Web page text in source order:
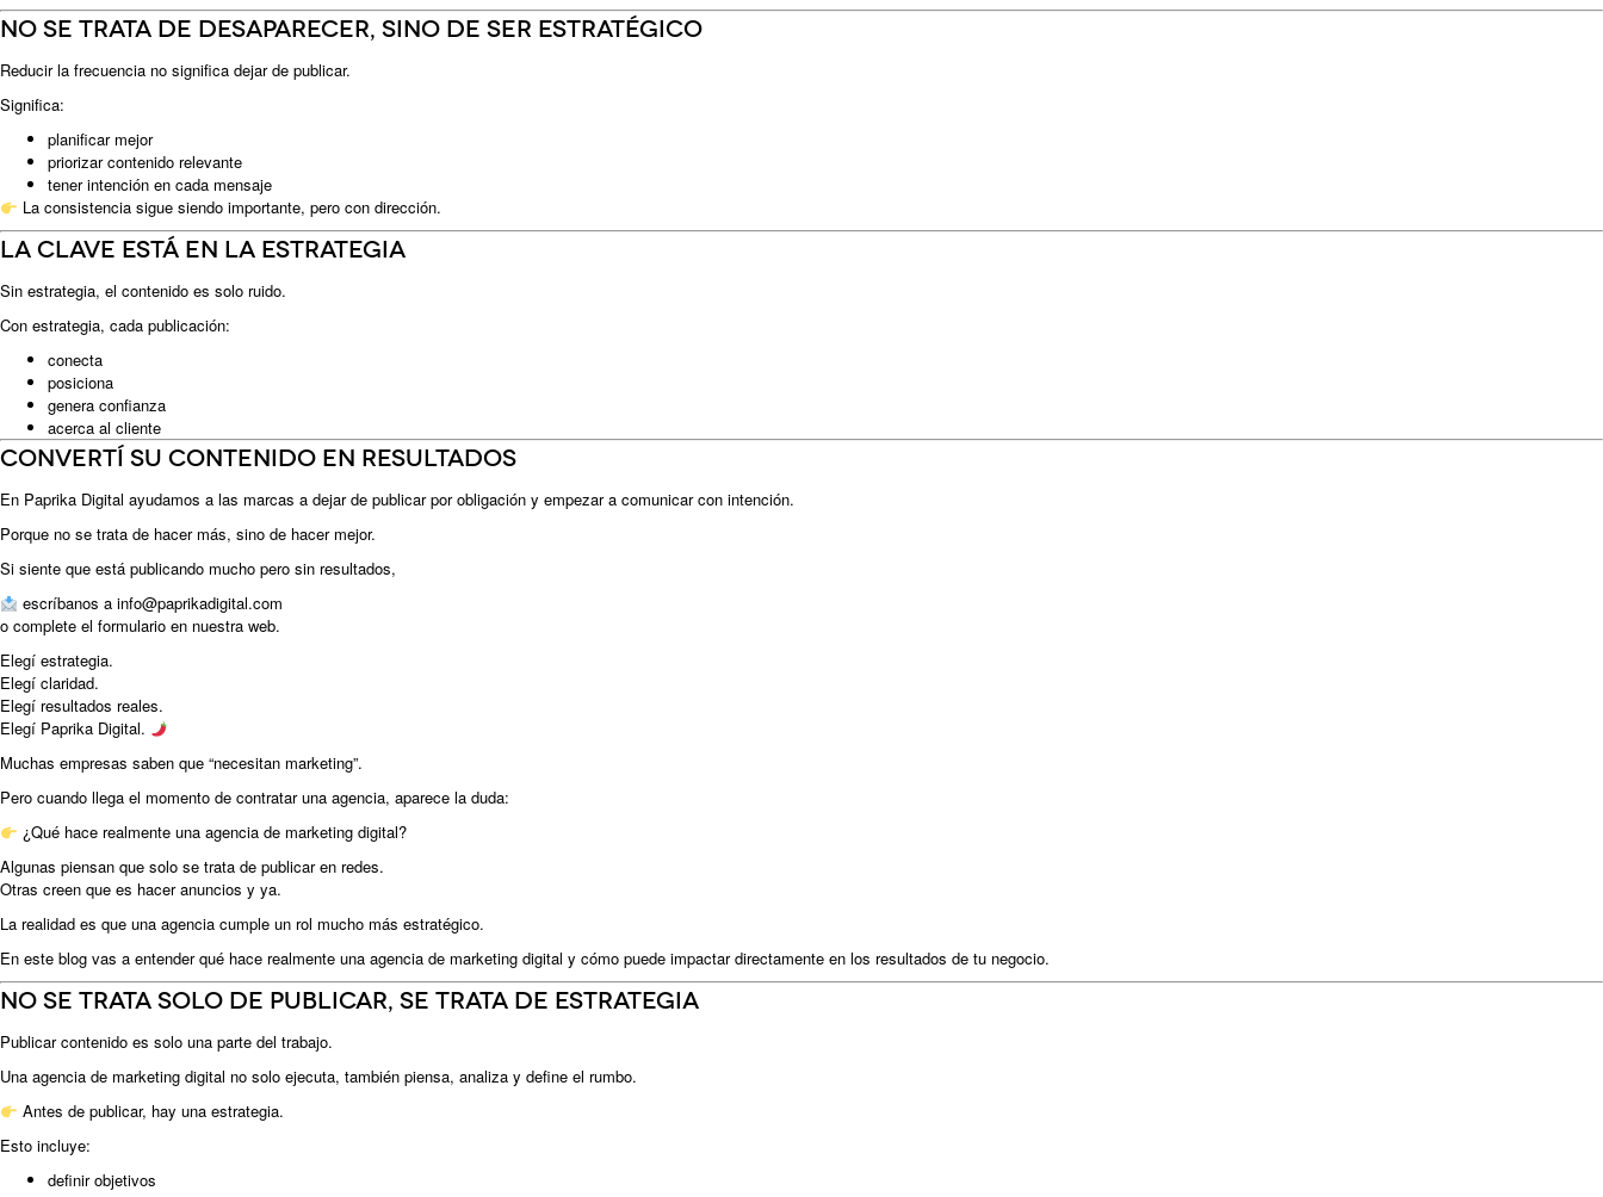
No se trata de desaparecer, sino de ser estratégico
Reducir la frecuencia no significa dejar de publicar.
Significa:
planificar mejor
priorizar contenido relevante
tener intención en cada mensaje
La consistencia sigue siendo importante, pero con dirección.
La clave está en la estrategia
Sin estrategia, el contenido es solo ruido.
Con estrategia, cada publicación:
conecta
posiciona
genera confianza
acerca al cliente
Convertí su contenido en resultados
En Paprika Digital ayudamos a las marcas a dejar de publicar por obligación y empezar a comunicar con intención.
Porque no se trata de hacer más, sino de hacer mejor.
Si siente que está publicando mucho pero sin resultados,
escríbanos a info@paprikadigital.com
o complete el formulario en nuestra web.
Elegí estrategia.
Elegí claridad.
Elegí resultados reales.
Elegí Paprika Digital.
Muchas empresas saben que “necesitan marketing”.
Pero cuando llega el momento de contratar una agencia, aparece la duda:
¿Qué hace realmente una agencia de marketing digital?
Algunas piensan que solo se trata de publicar en redes.
Otras creen que es hacer anuncios y ya.
La realidad es que una agencia cumple un rol mucho más estratégico.
En este blog vas a entender qué hace realmente una agencia de marketing digital y cómo puede impactar directamente en los resultados de tu negocio.
No se trata solo de publicar, se trata de estrategia
Publicar contenido es solo una parte del trabajo.
Una agencia de marketing digital no solo ejecuta, también piensa, analiza y define el rumbo.
Antes de publicar, hay una estrategia.
Esto incluye:
definir objetivos